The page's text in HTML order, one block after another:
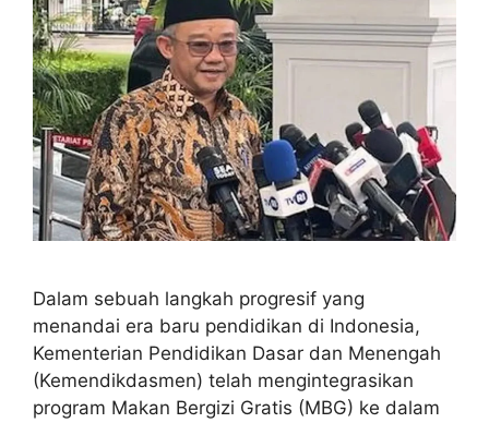
Dalam sebuah langkah progresif yang
menandai era baru pendidikan di Indonesia,
Kementerian Pendidikan Dasar dan Menengah
(Kemendikdasmen) telah mengintegrasikan
program Makan Bergizi Gratis (MBG) ke dalam